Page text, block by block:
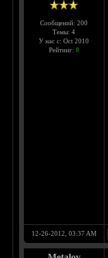
Сообщений: 200
Темы: 4
У нас с: Oct 2010
Рейтинг: 8
12-26-2012, 03:37 AM